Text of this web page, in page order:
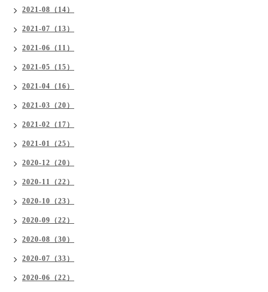
2021-08（14）
2021-07（13）
2021-06（11）
2021-05（15）
2021-04（16）
2021-03（20）
2021-02（17）
2021-01（25）
2020-12（20）
2020-11（22）
2020-10（23）
2020-09（22）
2020-08（30）
2020-07（33）
2020-06（22）